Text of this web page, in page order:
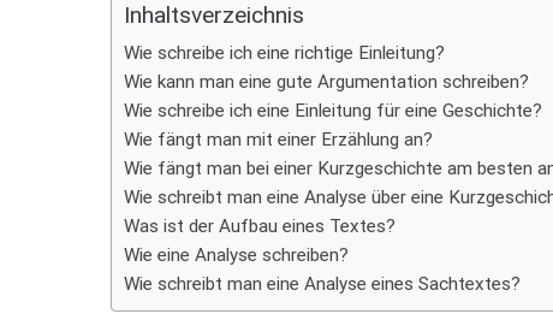
Inhaltsverzeichnis
Wie schreibe ich eine richtige Einleitung?
Wie kann man eine gute Argumentation schreiben?
Wie schreibe ich eine Einleitung für eine Geschichte?
Wie fängt man mit einer Erzählung an?
Wie fängt man bei einer Kurzgeschichte am besten
Wie schreibt man eine Analyse über eine
Was ist der Aufbau eines Textes?
Wie eine Analyse schreiben?
Wie schreibt man eine Analyse eines Sachtextes?